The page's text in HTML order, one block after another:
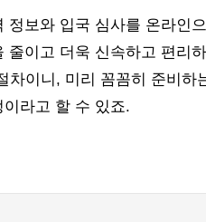
보와 입국 심사를 온라인
이고 더욱 신속하고 편리
차이니, 미리 꼼꼼히 준비하
라고 할 수 있죠.